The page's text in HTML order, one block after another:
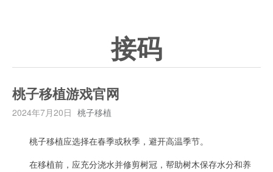
接码
桃子移植游戏官网
2024年7月20日 桃子移植
桃子移植应选择在春季或秋季，避开高温季节。
在移植前，应充分浇水并修剪树冠，帮助树木保存水分和养